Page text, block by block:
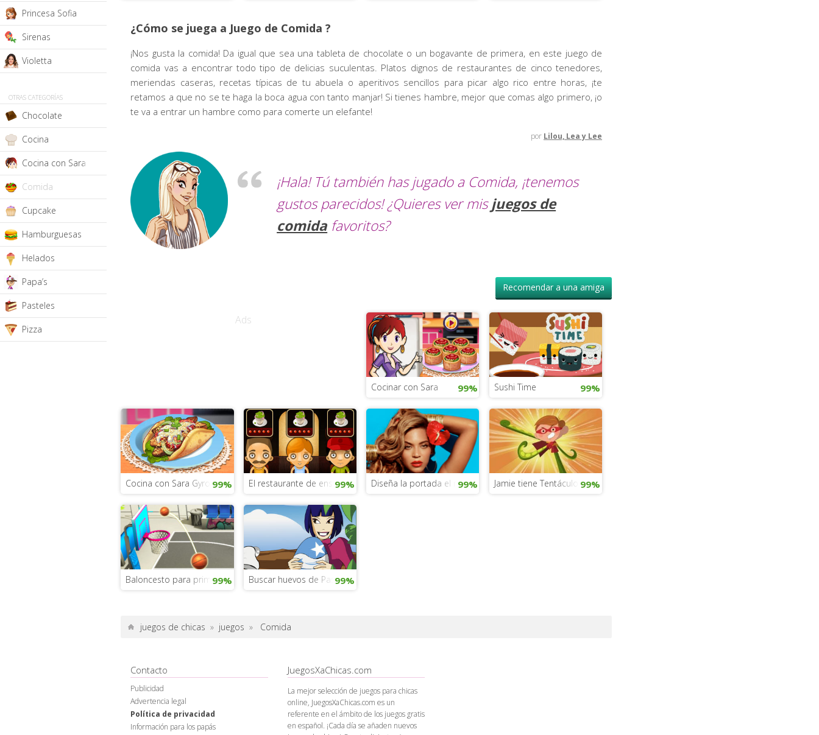
Princesa Sofia
Sirenas
Violetta
OTRAS CATEGORÍAS
Chocolate
Cocina
Cocina con Sara
Comida
Cupcake
Hamburguesas
Helados
Papa’s
Pasteles
Pizza
¿Cómo se juega a Juego de Comida ?
¡Nos gusta la comida! Da igual que sea una tableta de chocolate o un bogavante de primera, en este juego de
comida vas a encontrar todo tipo de delicias suculentas. Platos dignos de restaurantes de cinco tenedores,
meriendas caseras, recetas típicas de tu abuela o aperitivos sencillos para picar algo rico entre horas, ¡te
retamos a que no se te haga la boca agua con tanto manjar! Si tienes hambre, mejor que comas algo primero, ¡o
te va a entrar un hambre como para comerte un elefante!
por Lilou, Lea y Lee
¡Hala! Tú también has jugado a Comida, ¡tenemos
gustos parecidos! ¿Quieres ver misjuegos de
comida favoritos?
Recomendar a una amiga
Ads
Cocinar con Sara 99% Sushi Time 99%
Cocina con Sara Gyro 99% El restaurante de ensaladas
99% Diseña la portada el nuevo álbum de Beyoncé
99% Jamie tiene Tentáculos99%
Baloncesto para primaria
99% Buscar huevos de Pascua
99%
juegos de chicas » juegos » Comida
Contacto
Publicidad
Advertencia legal
Política de privacidad
Información para los papás
JuegosXaChicas.com
La mejor selección de juegos para chicas
online, JuegosXaChicas.com es un
referente en el ámbito de los juegos gratis
en español. ¡Cada día se añaden nuevos